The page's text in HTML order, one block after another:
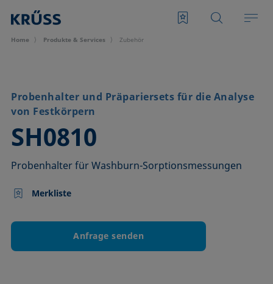
Home Produkte & Services Zubehör
Probenhalter und Präpariersets für die Analyse
von Festkörpern
SH0810
–
Probenhalter für Washburn-Sorptionsmessungen
Merkliste
Anfrage senden